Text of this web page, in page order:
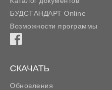
БУДСТАНДАРТ Online
Возможности программы
СКАЧАТЬ
Обновления